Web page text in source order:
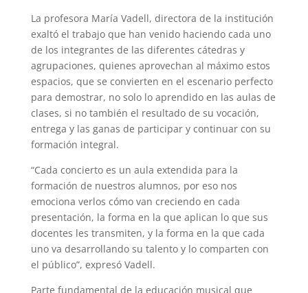
La profesora María Vadell, directora de la institución
exaltó el trabajo que han venido haciendo cada uno
de los integrantes de las diferentes cátedras y
agrupaciones, quienes aprovechan al máximo estos
espacios, que se convierten en el escenario perfecto
para demostrar, no solo lo aprendido en las aulas de
clases, si no también el resultado de su vocación,
entrega y las ganas de participar y continuar con su
formación integral.
“Cada concierto es un aula extendida para la
formación de nuestros alumnos, por eso nos
emociona verlos cómo van creciendo en cada
presentación, la forma en la que aplican lo que sus
docentes les transmiten, y la forma en la que cada
uno va desarrollando su talento y lo comparten con
el público”, expresó Vadell.
Parte fundamental de la educación musical que